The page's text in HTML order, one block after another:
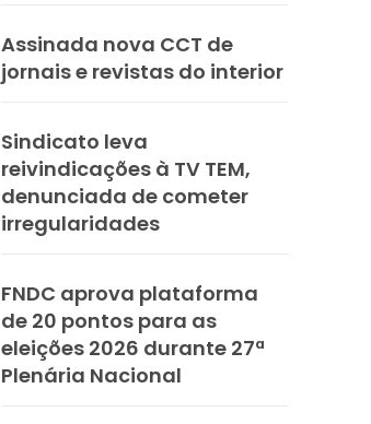
Assinada nova CCT de
jornais e revistas do interior
Sindicato leva
reivindicações à TV TEM,
denunciada de cometer
irregularidades
FNDC aprova plataforma
de 20 pontos para as
eleições 2026 durante 27ª
Plenária Nacional